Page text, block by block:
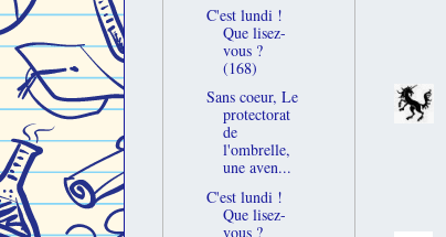
C'est lundi !
Que lisez-
vous ?
(168)
Sans coeur, Le
protectorat
de
l'ombrelle,
une aven...
C'est lundi !
Que lisez-
vous ?